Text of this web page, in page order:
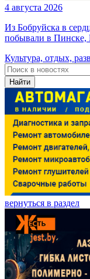
4 августа 2026
Из Бобруйска в
побывали в
Культура, отдых,
Найти
вернуться в раздел